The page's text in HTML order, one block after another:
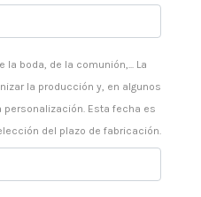
la boda, de la comunión,... La
la producción y, en algunos
Esta fecha es
del plazo de fabricación.